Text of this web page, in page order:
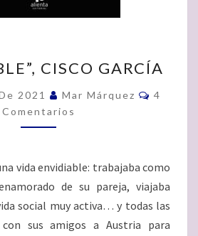
CISCO
CISCO GARCÍA
2021 Mar Márquez
4
Comentarios
vida envidiable: trabajaba como
de su pareja, viajaba
social muy activa… y todas las
con sus amigos a Austria para